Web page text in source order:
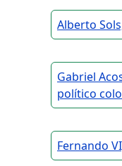
Alberto
Gabriel
político
Fernando